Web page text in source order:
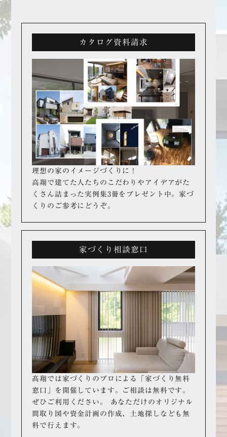
カタログ資料請求
理想の家のイメージづくりに！
高翔で建てた人たちのこだわりやアイデアがた
くさん詰まった実例集3冊をプレゼント中。 家づ
くりのご参考にどうぞ。
家づくり相談窓口
髙翔では家づくりのプロによる「家づくり無料
窓口」を開催しています。
ご相談は無料です。
ぜひご利用ください。
あなただけのオリジナル
間取り図や資金計画の作成、 土地探しなども無
料で行えます。